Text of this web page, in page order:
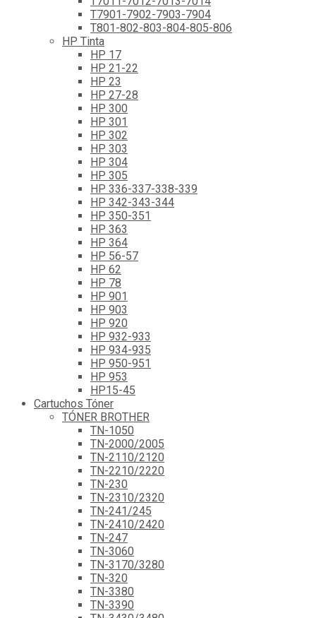
T7901-7902-7903-7904
T801-802-803-804-805-806
HP Tinta
HP 17
HP 21-22
HP 23
HP 27-28
HP 300
HP 301
HP 302
HP 303
HP 304
HP 305
HP 336-337-338-339
HP 342-343-344
HP 350-351
HP 363
HP 364
HP 56-57
HP 62
HP 78
HP 901
HP 903
HP 920
HP 932-933
HP 934-935
HP 950-951
HP 953
HP15-45
Cartuchos Tóner
TÓNER BROTHER
TN-1050
TN-2000/2005
TN-2110/2120
TN-2210/2220
TN-230
TN-2310/2320
TN-241/245
TN-2410/2420
TN-247
TN-3060
TN-3170/3280
TN-320
TN-3380
TN-3390